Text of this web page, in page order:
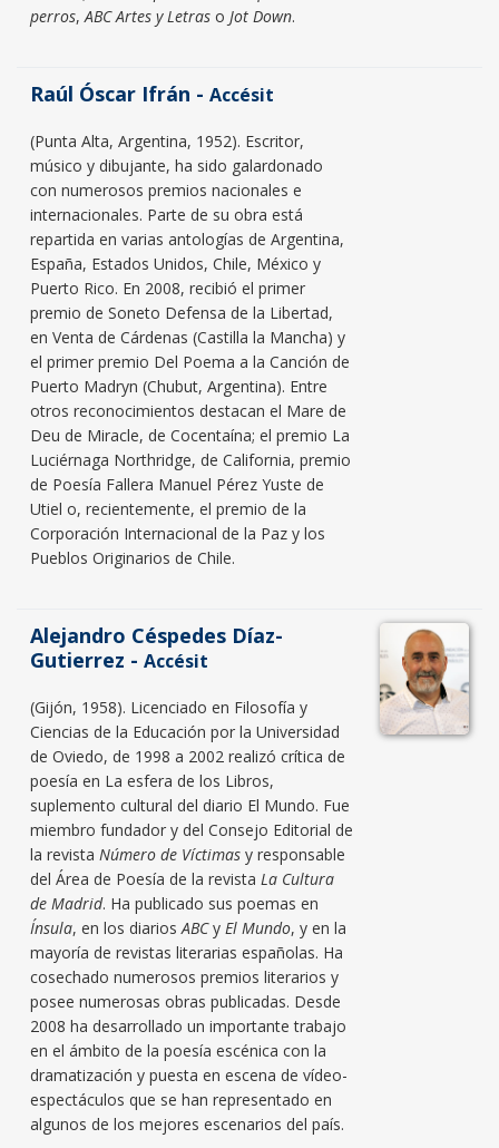
perros,ABC Artes y Letras o Jot Down.
Raúl Óscar Ifrán - Accésit
(Punta Alta, Argentina, 1952). Escritor,
músico y dibujante, ha sido galardonado
con numerosos premios nacionales e
internacionales. Parte de su obra está
repartida en varias antologías de Argentina,
España, Estados Unidos, Chile, México y
Puerto Rico. En 2008, recibió el primer
premio de Soneto Defensa de la Libertad,
en Venta de Cárdenas (Castilla la Mancha) y
el primer premio Del Poema a la Canción de
Puerto Madryn (Chubut, Argentina). Entre
otros reconocimientos destacan el Mare de
Deu de Miracle, de Cocentaína; el premio La
Luciérnaga Northridge, de California, premio
de Poesía Fallera Manuel Pérez Yuste de
Utiel o, recientemente, el premio de la
Corporación Internacional de la Paz y los
Pueblos Originarios de Chile.
Alejandro Céspedes Díaz-
Gutierrez - Accésit
(Gijón, 1958). Licenciado en Filosofía y
Ciencias de la Educación por la Universidad
de Oviedo, de 1998 a 2002 realizó crítica de
poesía en La esfera de los Libros,
suplemento cultural del diario El Mundo. Fue
miembro fundador y del Consejo Editorial de
la revista Número de Víctimas y responsable
del Área de Poesía de la revista La Cultura
de Madrid. Ha publicado sus poemas en
Ínsula, en los diariosABCy El Mundo, y en la
mayoría de revistas literarias españolas. Ha
cosechado numerosos premios literarios y
posee numerosas obras publicadas. Desde
2008 ha desarrollado un importante trabajo
en el ámbito de la poesía escénica con la
dramatización y puesta en escena de vídeo-
espectáculos que se han representado en
algunos de los mejores escenarios del país.